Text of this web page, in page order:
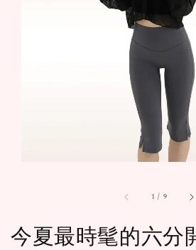
1 / 9
今夏最時髦的六分